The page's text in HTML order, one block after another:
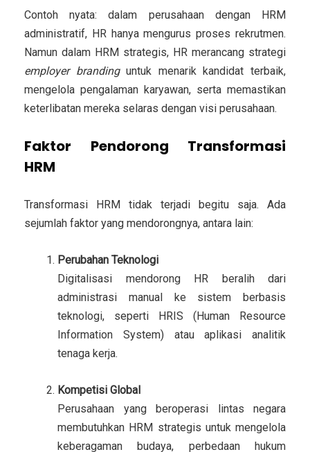
Contoh nyata: dalam perusahaan dengan HRM
administratif, HR hanya mengurus proses rekrutmen.
Namun dalam HRM strategis, HR merancang strategi
employer brandinguntuk menarik kandidat terbaik,
mengelola pengalaman karyawan, serta memastikan
keterlibatan mereka selaras dengan visi perusahaan.
Faktor Pendorong Transformasi
HRM
Transformasi HRM tidak terjadi begitu saja. Ada
sejumlah faktor yang mendorongnya, antara lain:
Perubahan Teknologi
Digitalisasi mendorong HR beralih dari
administrasi manual ke sistem berbasis
teknologi, seperti HRIS (Human Resource
Information System) atau aplikasi analitik
tenaga kerja.
Kompetisi Global
Perusahaan yang beroperasi lintas negara
membutuhkan HRM strategis untuk mengelola
keberagaman budaya, perbedaan hukum